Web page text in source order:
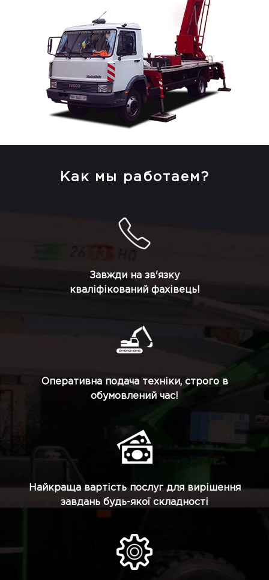
Как мы работаем?
Завжди на зв'язку
кваліфікований фахівець!
Оперативна подача техніки, строго в
обумовлений час!
Найкраща вартість послуг для вирішення
завдань будь-якої складності